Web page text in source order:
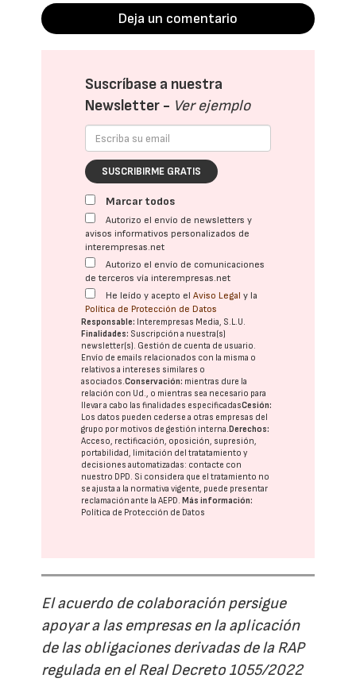
Deja un comentario
Suscríbase a nuestra
Newsletter - Ver ejemplo
SUSCRIBIRME GRATIS
Marcar todos
Autorizo el envío de newsletters y
avisos informativos personalizados de
interempresas.net
Autorizo el envío de comunicaciones
de terceros vía interempresas.net
He leído y acepto elAviso Legal y la
Política de Protección de Datos
Responsable: Interempresas Media, S.L.U.
Finalidades: Suscripción a nuestra(s)
newsletter(s). Gestión de cuenta de usuario.
Envío de emails relacionados con la misma o
relativos a intereses similares o
asociados.Conservación: mientras dure la
relación con Ud., o mientras sea necesario para
llevar a cabo las finalidades especificadasCesión:
Los datos pueden cederse a otras empresas del
grupo por motivos de gestión interna. Derechos:
Acceso, rectificación, oposición, supresión,
portabilidad, limitación del tratatamiento y
decisiones automatizadas: contacte con
nuestro DPD. Si considera que el tratamiento no
se ajusta a la normativa vigente, puede presentar
reclamación ante laAEPD. Más información:
Política de Protección de Datos
El acuerdo de colaboración persigue
apoyar a las empresas en la aplicación
de las obligaciones derivadas de la RAP
regulada en el Real Decreto 1055/2022